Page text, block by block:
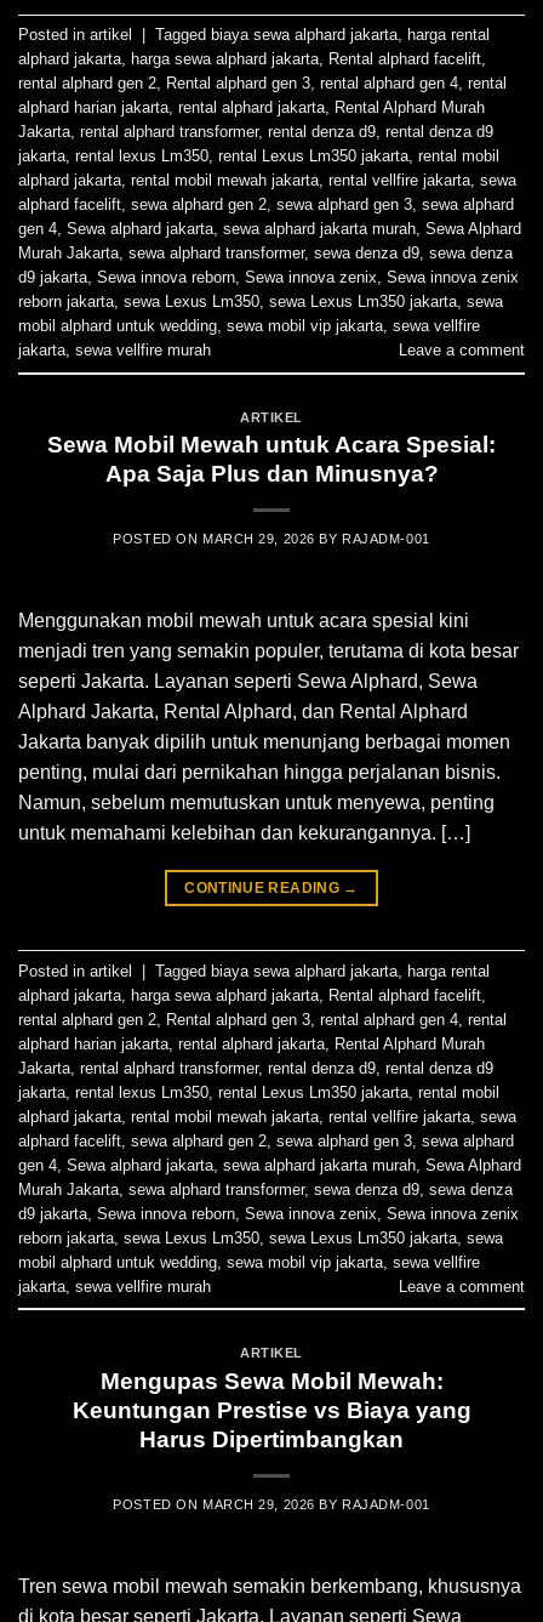
Posted in artikel Tagged biaya sewa alphard jakarta, harga rental
alphard jakarta, harga sewa alphard jakarta, Rental alphard facelift,
rental alphard gen 2, Rental alphard gen 3, rental alphard gen 4, rental
alphard harian jakarta, rental alphard jakarta, Rental Alphard Murah
Jakarta, rental alphard transformer, rental denza d9, rental denza d9
jakarta, rental lexus Lm350, rental Lexus Lm350 jakarta, rental mobil
alphard jakarta, rental mobil mewah jakarta, rental vellfire jakarta, sewa
alphard facelift, sewa alphard gen 2, sewa alphard gen 3, sewa alphard
gen 4, Sewa alphard jakarta, sewa alphard jakarta murah, Sewa Alphard
Murah Jakarta, sewa alphard transformer, sewa denza d9, sewa denza
d9 jakarta, Sewa innova reborn, Sewa innova zenix, Sewa innova zenix
reborn jakarta, sewa Lexus Lm350, sewa Lexus Lm350 jakarta, sewa
mobil alphard untuk wedding, sewa mobil vip jakarta, sewa vellfire
jakarta, sewa vellfire murah Leave a comment
ARTIKEL
Sewa Mobil Mewah untuk Acara Spesial:
Apa Saja Plus dan Minusnya?
POSTED ON MARCH 29, 2026 BY RAJADM-001
Menggunakan mobil mewah untuk acara spesial kini
menjadi tren yang semakin populer, terutama di kota besar
seperti Jakarta. Layanan seperti Sewa Alphard, Sewa
Alphard Jakarta, Rental Alphard, dan Rental Alphard
Jakarta banyak dipilih untuk menunjang berbagai momen
penting, mulai dari pernikahan hingga perjalanan bisnis.
Namun, sebelum memutuskan untuk menyewa, penting
untuk memahami kelebihan dan kekurangannya. […]
CONTINUE READING →
Posted in artikel | Tagged biaya sewa alphard jakarta harga rental
alphard jakarta harga sewa alphard jakarta Rental alphard facelift
rental alphard gen 2 Rental alphard gen 3 rental alphard gen 4 rental
alphard harian jakarta rental alphard jakarta Rental Alphard Murah
Jakarta rental alphard transformer, rental denza d9 rental denza d9
jakarta rental lexus Lm350 rental Lexus Lm350 jakarta rental mobil
alphard jakarta rental mobil mewah jakarta rental vellfire jakarta sewa
alphard facelift sewa alphard gen 2 sewa alphard gen 3 sewa alphard
gen 4 Sewa alphard jakarta sewa alphard jakarta murah Sewa Alphard
Murah Jakarta sewa alphard transformer, sewa denza d9 sewa denza
d9 jakarta Sewa innova reborn Sewa innova zenix Sewa innova zenix
reborn jakarta sewa Lexus Lm350 sewa Lexus Lm350 jakarta sewa
mobil alphard untuk wedding sewa mobil vip jakarta sewa vellfire
jakarta sewa vellfire murah Leave a comment
ARTIKEL
Mengupas Sewa Mobil Mewah:
Keuntungan Prestise vs Biaya yang
Harus Dipertimbangkan
POSTED ON MARCH 29, 2026 BY RAJADM-001
Tren sewa mobil mewah semakin berkembang, khususnya
di kota besar seperti Jakarta. Layanan seperti Sewa